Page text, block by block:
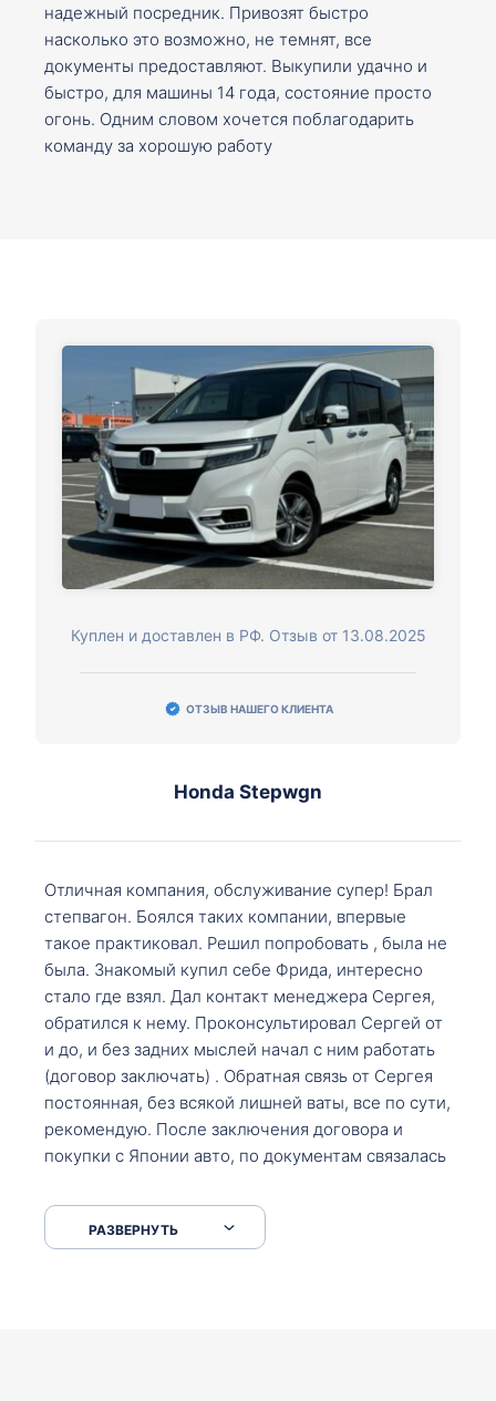
надежный посредник. Привозят быстро
насколько это возможно, не темнят, все
документы предоставляют. Выкупили удачно и
быстро, для машины 14 года, состояние просто
огонь. Одним словом хочется поблагодарить
команду за хорошую работу
Куплен и доставлен в РФ. Отзыв от 13.08.2025
ОТЗЫВ НАШЕГО КЛИЕНТА
Honda Stepwgn
Отличная компания, обслуживание супер! Брал
степвагон. Боялся таких компании, впервые
такое практиковал. Решил попробовать , была не
была. Знакомый купил себе Фрида, интересно
стало где взял. Дал контакт менеджера Сергея,
обратился к нему. Проконсультировал Сергей от
и до, и без задних мыслей начал с ним работать
(договор заключать) . Обратная связь от Сергея
постоянная, без всякой лишней ваты, все по сути,
рекомендую. После заключения договора и
покупки с Японии авто, по документам связалась
что заполнить, куда зайти, образцы и т.д. После
приехал за авто. Меня тепло встретили Сергей с
РАЗВЕРНУТЬ